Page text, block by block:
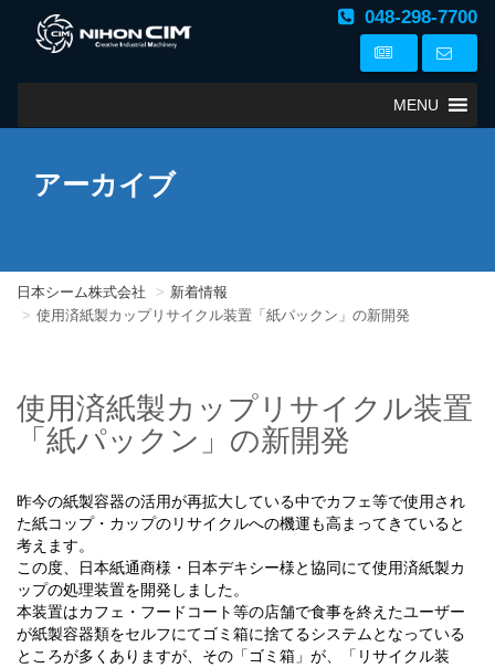
048-298-7700
MENU
アーカイブ
日本シーム株式会社
新着情報
使用済紙製カップリサイクル装置「紙パックン」の新開発
使用済紙製カップリサイクル装置
「紙パックン」の新開発
昨今の紙製容器の活用が再拡大している中でカフェ等で使用され
た紙コップ・カップのリサイクルへの機運も高まってきていると
考えます。
この度、日本紙通商様・日本デキシー様と協同にて使用済紙製カ
ップの処理装置を開発しました。
本装置はカフェ・フードコート等の店舗で食事を終えたユーザー
が紙製容器類をセルフにてゴミ箱に捨てるシステムとなっている
ところが多くありますが、その「ゴミ箱」が、「リサイクル装